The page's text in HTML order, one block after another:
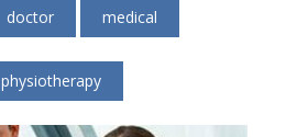
doctor medical
physiotherapy